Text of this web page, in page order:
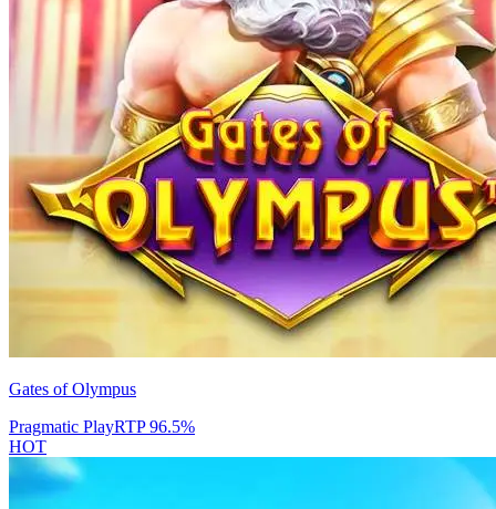
Gates of Olympus
Pragmatic PlayRTP96.5%
HOT